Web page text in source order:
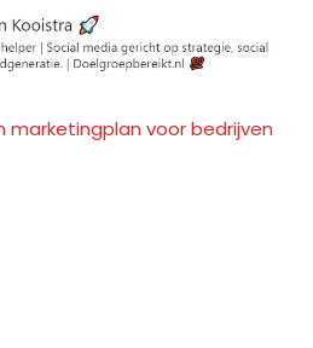
marketingplan voor bedrijven